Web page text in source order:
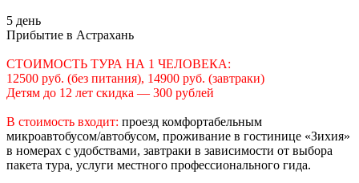
5 день
Прибытие в Астрахань
СТОИМОСТЬ ТУРА НА 1 ЧЕЛОВЕКА:
12500 руб. (без питания), 14900 руб. (завтраки)
Детям до 12 лет скидка — 300 рублей
В стоимость входит: проезд комфортабельным
микроавтобусом/автобусом, проживание в гостинице «Зихия»
в номерах с удобствами, завтраки в зависимости от выбора
пакета тура, услуги местного профессионального гида.